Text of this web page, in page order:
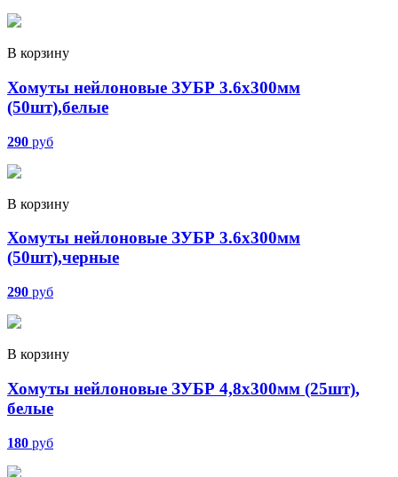
В корзину
Хомуты нейлоновые ЗУБР 3.6х300мм
(50шт),белые
290 руб
В корзину
Хомуты нейлоновые ЗУБР 3.6х300мм
(50шт),черные
290 руб
В корзину
Хомуты нейлоновые ЗУБР 4,8х300мм (25шт),
белые
180 руб